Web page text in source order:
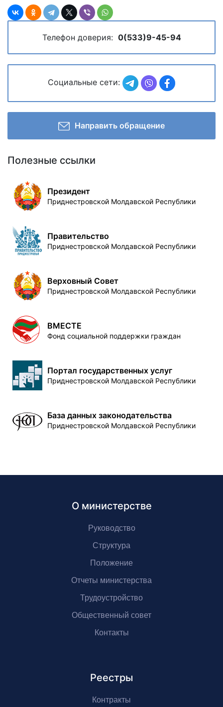
Телефон доверия: 0(533)9-45-94
Социальные сети:
Направить обращение
Полезные ссылки
Президент
Приднестровской Молдавской Республики
Правительство
Приднестровской Молдавской Республики
Верховный Совет
Приднестровской Молдавской Республики
ВМЕСТЕ
Фонд социальной поддержки граждан
Портал государственных услуг
Приднестровской Молдавской Республики
База данных законодательства
Приднестровской Молдавской Республики
О министерстве
Руководство
Структура
Положение
Отчеты министерства
Трудоустройство
Общественный совет
Контакты
Реестры
Контракты